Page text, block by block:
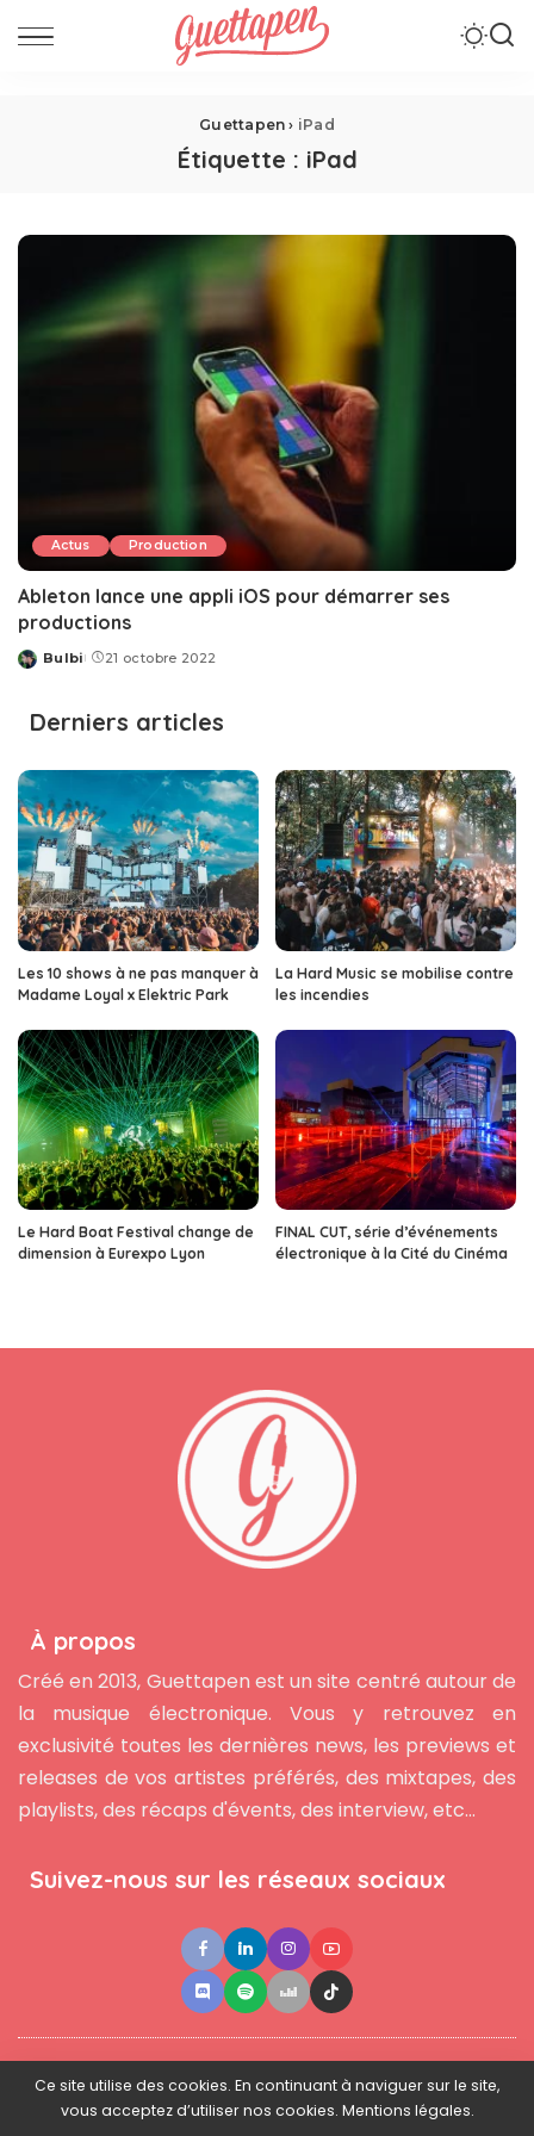
Guettapen › iPad
Étiquette : iPad
Actus Production
Ableton lance une appli iOS pour démarrer ses
productions
Posted
Bulbi 21 octobre 2022
Derniers articles
Les 10 shows à ne pas manquer à
Madame Loyal x Elektric Park
La Hard Music se mobilise contre
les incendies
Le Hard Boat Festival change de
dimension à Eurexpo Lyon
FINAL CUT, série d’événements
électronique à la Cité du Cinéma
À propos
Créé en 2013, Guettapen est un site centré autour de
la musique électronique. Vous y retrouvez en
exclusivité toutes les dernières news, les previews et
releases de vos artistes préférés, des mixtapes, des
playlists, des récaps d'évents, des interview, etc...
Suivez-nous sur les réseaux sociaux
Contact ●Newsletter ● L'équipe ● Mentions légales
Ce site utilise des cookies. En continuant à naviguer sur le site,
vous acceptez d’utiliser nos cookies. Mentions légales.